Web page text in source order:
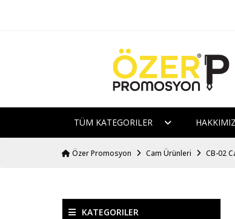
TÜM KATEGORILER
Özer Promosyon Cam Ürünleri CB-02
KATEGORILER